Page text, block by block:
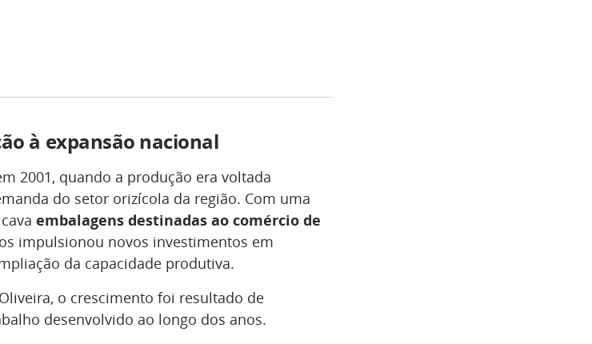
à expansão nacional
2001, quando a produção era voltada
do setor orizícola da região. Com uma
embalagens destinadas ao comércio de
impulsionou novos investimentos em
da capacidade produtiva.
o crescimento foi resultado de
desenvolvido ao longo dos anos.